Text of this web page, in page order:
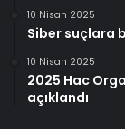
10 Nisan 2025
Siber suçlara
10 Nisan 2025
2025 Hac
açıklandı